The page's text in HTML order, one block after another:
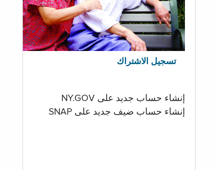
تسجيل الاشتراك
إنشاء حساب جديد على NY.GOV
إنشاء حساب ضيف جديد على SNAP